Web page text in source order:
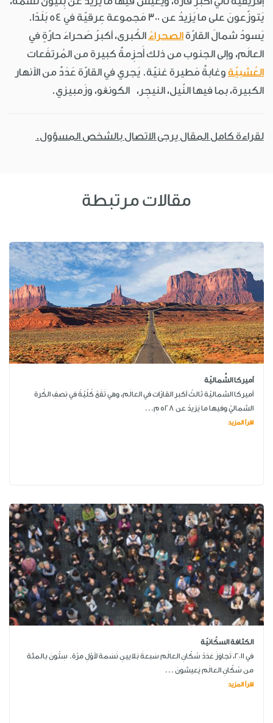
يَتوزّعونَ على ما يَزيدُ عن ٣٠٠ مَجموعة عِرقيّة في ٥٤ بَلَدًا.
يَسودُ شمالَ القارّة الصحراءُ الكُبرى، أكبرُ صَحراءَ حارّةٍ في
العالَم، وإلى الجنوب من ذلك أَحزِمةٌ كبيرة من المُرتفَعات
العُشبيّة وغابةٌ مَطيرة غنيّة. يَجري في القارّة عَدَدٌ من الأنهار
الكبيرة، بما فيها النّيل، النيجِر، الكونڠو، وزَمبيزي.
لقراءة كامل المقال يرجى الاتصال بالشخص المسؤول.
مقالات مرتبطة
أميركا الشَّماليّة
أميركا الشماليّة ثالثُ أكبرِ القارّات في العالَم، وهي تَقَعُ كُلّيّةً في نِصفِ الكُرة
الشماليّ وفيها ما يَزيدُ عن 528 مِ...
اقرأ المزيد
الكثافة السكّانيّة
في 2011، تَجاوَزَ عَدَدُ سُكّانِ العالَم سَبعةَ بَلايينِ نَسَمة لأوّلِ مرّة. سِتّونَ بالمئة
من سُكّانِ العالَم يَعيشونَ ...
اقرأ المزيد